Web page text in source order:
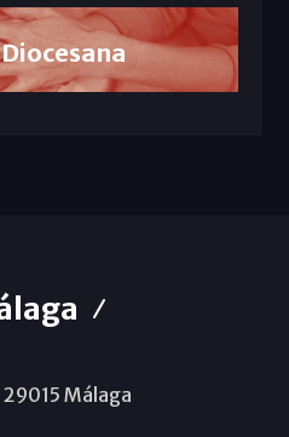
Málaga